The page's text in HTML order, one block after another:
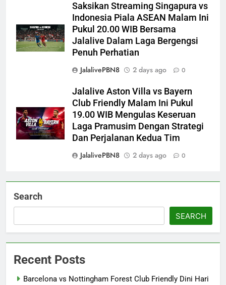
Saksikan Streaming Singapura vs
Indonesia Piala ASEAN Malam Ini
Pukul 20.00 WIB Bersama
Jalalive Dalam Laga Bergengsi
Penuh Perhatian
JalalivePBN8
2 days ago 0
Jalalive Aston Villa vs Bayern
Club Friendly Malam Ini Pukul
19.00 WIB Mengulas Keseruan
Laga Pramusim Dengan Strategi
Dan Perjalanan Kedua Tim
JalalivePBN8
2 days ago 0
Search
SEARCH
Recent Posts
Barcelona vs Nottingham Forest Club Friendly Dini Hari